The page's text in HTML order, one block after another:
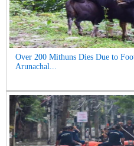
Over 200 Mithuns Dies Due to
Arunachal...